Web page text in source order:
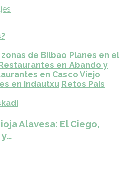
de Bilbao Planes en el
en Abando y
en Casco Viejo
en Indautxu Retos País
Alavesa: El Ciego,